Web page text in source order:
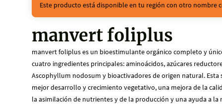
Este producto está disponible en tu región con otro nombre
manvert foliplus
manvert foliplus es un bioestimulante orgánico completo y
cuatro ingredientes principales: aminoácidos, azúcares
Ascophyllum nodosum y bioactivadores de origen natural. Esta
mejor desarrollo y crecimiento vegetativo, una mejora de la
la asimilación de nutrientes y de la producción y una ayuda a